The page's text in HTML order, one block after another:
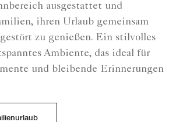
ausgestattet und
ihren Urlaub gemeinsam
zu genießen. Ein stilvolles
Ambiente, das ideal für
und bleibende Erinnerungen